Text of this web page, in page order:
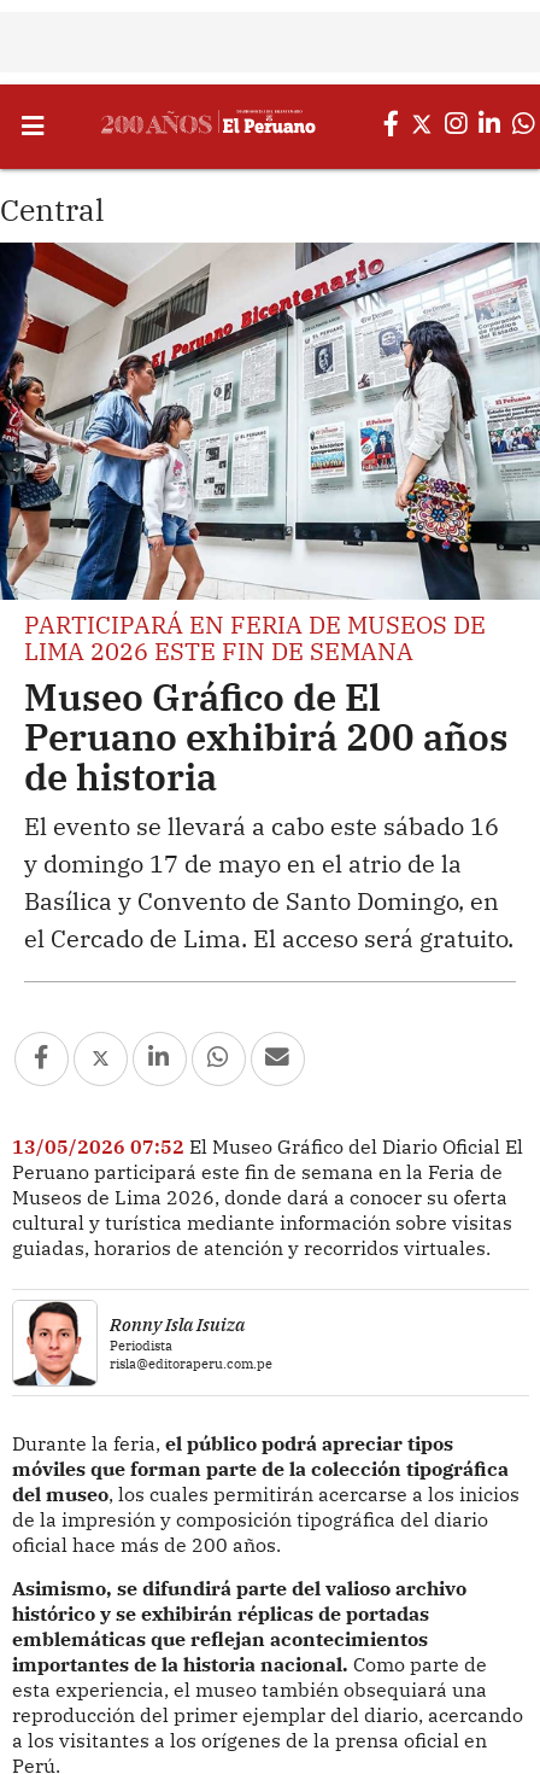
Central
PARTICIPARÁ EN FERIA DE MUSEOS DE
LIMA 2026 ESTE FIN DE SEMANA
Museo Gráfico de El
Peruano exhibirá 200 años
de historia
El evento se llevará a cabo este sábado 16
y domingo 17 de mayo en el atrio de la
Basílica y Convento de Santo Domingo, en
el Cercado de Lima. El acceso será gratuito.
13/05/2026 07:52 El Museo Gráfico del Diario Oficial El
Peruano participará este fin de semana en la Feria de
Museos de Lima 2026, donde dará a conocer su oferta
cultural y turística mediante información sobre visitas
guiadas, horarios de atención y recorridos virtuales.
Ronny Isla Isuiza
Periodista
risla@editoraperu.com.pe
Durante la feria, el público podrá apreciar tipos
móviles que forman parte de la colección tipográfica
del museo, los cuales permitirán acercarse a los inicios
de la impresión y composición tipográfica del diario
oficial hace más de 200 años.
Asimismo, se difundirá parte del valioso archivo
histórico y se exhibirán réplicas de portadas
emblemáticas que reflejan acontecimientos
importantes de la historia nacional. Como parte de
esta experiencia, el museo también obsequiará una
reproducción del primer ejemplar del diario, acercando
a los visitantes a los orígenes de la prensa oficial en
Perú.